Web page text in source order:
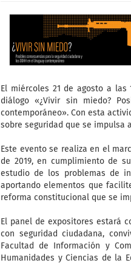
El miércoles 21 de agosto a
diálogo «¿Vivir sin miedo?
contemporáneo». Con esta
sobre seguridad que se impulsa
Este evento se realiza en el
de 2019, en cumplimiento de
estudio de los problemas de
aportando elementos que
reforma constitucional que se
El panel de expositores estará
con seguridad ciudadana,
Facultad de Información y
Humanidades y Ciencias de la